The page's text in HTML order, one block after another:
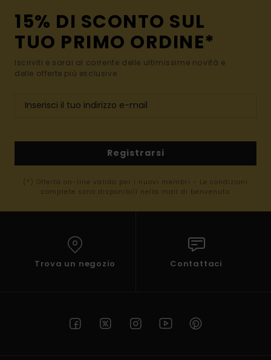
15% DI SCONTO SUL
TUO PRIMO ORDINE*
Iscriviti e sarai al corrente delle ultimissime novità e
delle offerte più esclusive.
Registrarsi
(*) Offerta on-line valida per i nuovi membri - Le condizioni
complete sono disponibili nella mail di benvenuto
Trova un negozio Contattaci